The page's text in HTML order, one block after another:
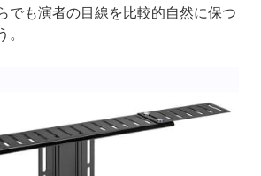
でも演者の目線を比較的自然に保つ
。